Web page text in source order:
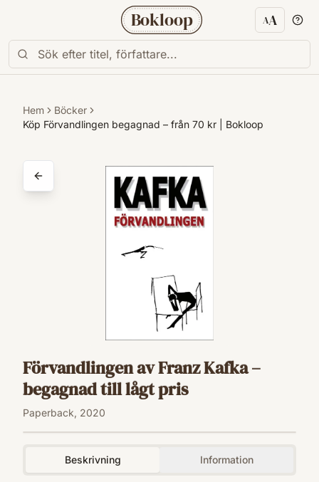
Bokloop AA
Hem
Böcker
Köp Förvandlingen begagnad – från 70 kr | Bokloop
Förvandlingen av Franz Kafka –
begagnad till lågt pris
Paperback, 2020
Beskrivning Information